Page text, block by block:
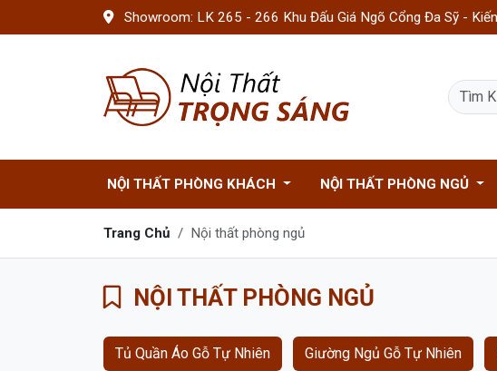
Showroom: LK 265 - 266 Khu Đấu Giá Ngõ Cổng Đa Sỹ -
NỘI THẤT PHÒNG KHÁCH NỘI THẤT PHÒNG NGỦ
Trang Chủ Nội thất phòng ngủ
NỘI THẤT PHÒNG NGỦ
Tủ Quần Áo Gỗ Tự Nhiên Giường Ngủ Gỗ Tự Nhiên